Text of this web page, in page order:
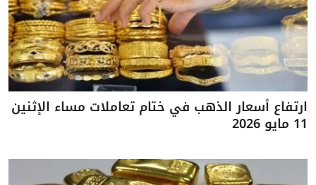
ارتفاع أسعار الذهب في ختام تعاملات مساء الإثنين
11 مايو 2026